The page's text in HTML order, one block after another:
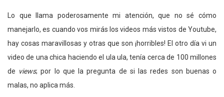
Lo que llama poderosamente mi atención, que no sé cómo
manejarlo, es cuando vos mirás los videos más vistos de Youtube,
hay cosas maravillosas y otras que son ¡horribles! El otro día vi un
video de una chica haciendo el ula ula, tenía cerca de 100 millones
de views; por lo que la pregunta de si las redes son buenas o
malas, no aplica más.